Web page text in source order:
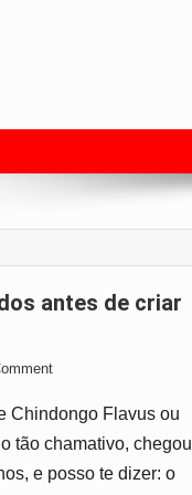
On
Chindongo
Flavus:
Cuidados
Chindongo Flavus ou
tão chamativo, chegou
e posso te dizer: o